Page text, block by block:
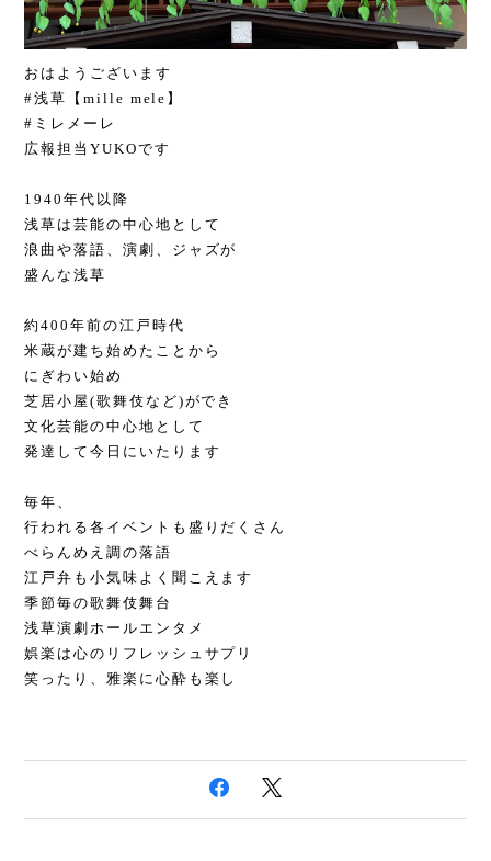
おはようございます
#浅草【mille mele】
#ミレメーレ
広報担当YUKOです
1940年代以降
浅草は芸能の中心地として
浪曲や落語、演劇、ジャズが
盛んな浅草
約400年前の江戸時代
米蔵が建ち始めたことから
にぎわい始め
芝居小屋(歌舞伎など)ができ
文化芸能の中心地として
発達して今日にいたります
毎年、
行われる各イベントも盛りだくさん
べらんめえ調の落語
江戸弁も小気味よく聞こえます
季節毎の歌舞伎舞台
浅草演劇ホールエンタメ
娯楽は心のリフレッシュサプリ
笑ったり、雅楽に心酔も楽し